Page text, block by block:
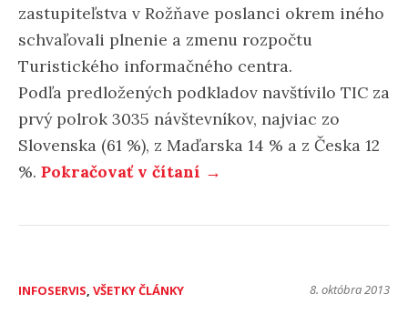
zastupiteľstva v Rožňave poslanci okrem iného
schvaľovali plnenie a zmenu rozpočtu
Turistického informačného centra.
Podľa predložených podkladov navštívilo TIC za
prvý polrok 3035 návštevníkov, najviac zo
Slovenska (61 %), z Maďarska 14 % a z Česka 12
%. Pokračovať v čítaní →
INFOSERVIS, VŠETKY ČLÁNKY 8. októbra 2013